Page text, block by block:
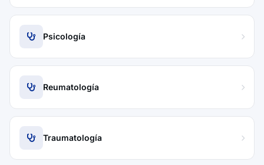
Psicología
Reumatología
Traumatología